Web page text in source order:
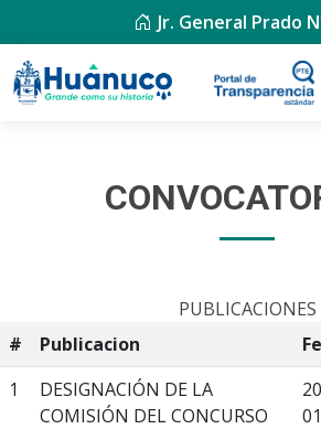
Jr. General Prado
PUBLICACIONES
#
Publicacion
1
DESIGNACIÓN DE LA
COMISIÓN DEL CONCURSO